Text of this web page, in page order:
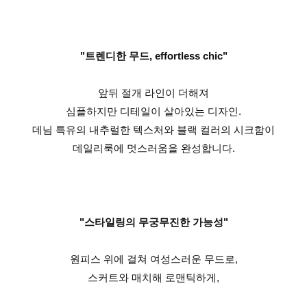
"트렌디한 무드, effortless chic"
앞뒤 절개 라인이 더해져
심플하지만 디테일이 살아있는 디자인.
데님 특유의 내추럴한 텍스처와 블랙 컬러의 시크함이
데일리룩에 멋스러움을 완성합니다.
"스타일링의 무궁무진한 가능성"
원피스 위에 걸쳐 여성스러운 무드로,
스커트와 매치해 로맨틱하게,